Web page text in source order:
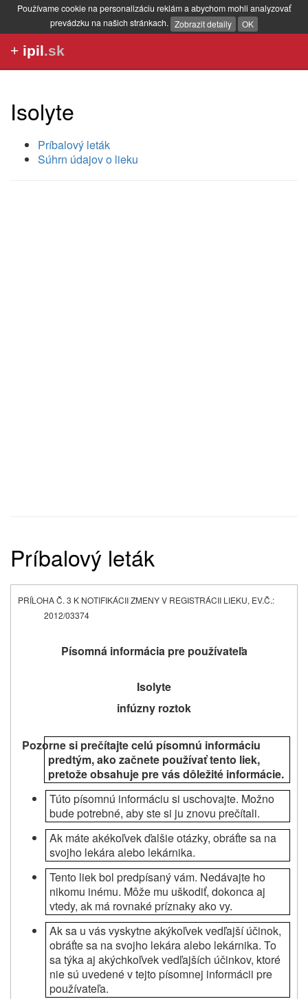
Používame cookie na personalizáciu reklám a abychom mohli analyzovať
prevádzku na našich stránkach. Zobrazit detaily OK
+ ipil.sk
Isolyte
Príbalový leták
Súhrn údajov o lieku
Príbalový leták
PRÍLOHA Č. 3 K NOTIFIKÁCII ZMENY V REGISTRÁCII LIEKU, EV.Č.:
2012/03374
Písomná informácia pre používateľa
Isolyte
infúzny roztok
Pozorne si prečítajte celú písomnú informáciu
predtým, ako začnete používať tento liek,
pretože obsahuje pre vás dôležité informácie.
Túto písomnú informáciu si uschovajte. Možno
bude potrebné, aby ste si ju znovu prečítali.
Ak máte akékoľvek ďalšie otázky, obráťte sa na
svojho lekára alebo lekárnika.
Tento liek bol predpísaný vám. Nedávajte ho
nikomu inému. Môže mu uškodiť, dokonca aj
vtedy, ak má rovnaké príznaky ako vy.
Ak sa u vás vyskytne akýkoľvek vedľajší účinok,
obráťte sa na svojho lekára alebo lekárnika. To
sa týka aj akýchkoľvek vedľajších účinkov, ktoré
nie sú uvedené v tejto písomnej informácii pre
používateľa.